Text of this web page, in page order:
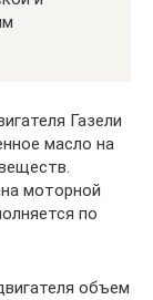
Газели
масло на
моторной
по
объем